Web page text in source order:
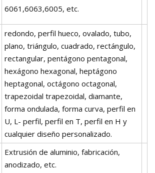
6061,6063,6005, etc.
redondo, perfil hueco, ovalado, tubo,
plano, triángulo, cuadrado, rectángulo,
rectangular, pentágono pentagonal,
hexágono hexagonal, heptágono
heptagonal, octágono octagonal,
trapezoidal trapezoidal, diamante,
forma ondulada, forma curva, perfil en
U, L- perfil, perfil en T, perfil en H y
cualquier diseño personalizado.
Extrusión de aluminio, fabricación,
anodizado, etc.